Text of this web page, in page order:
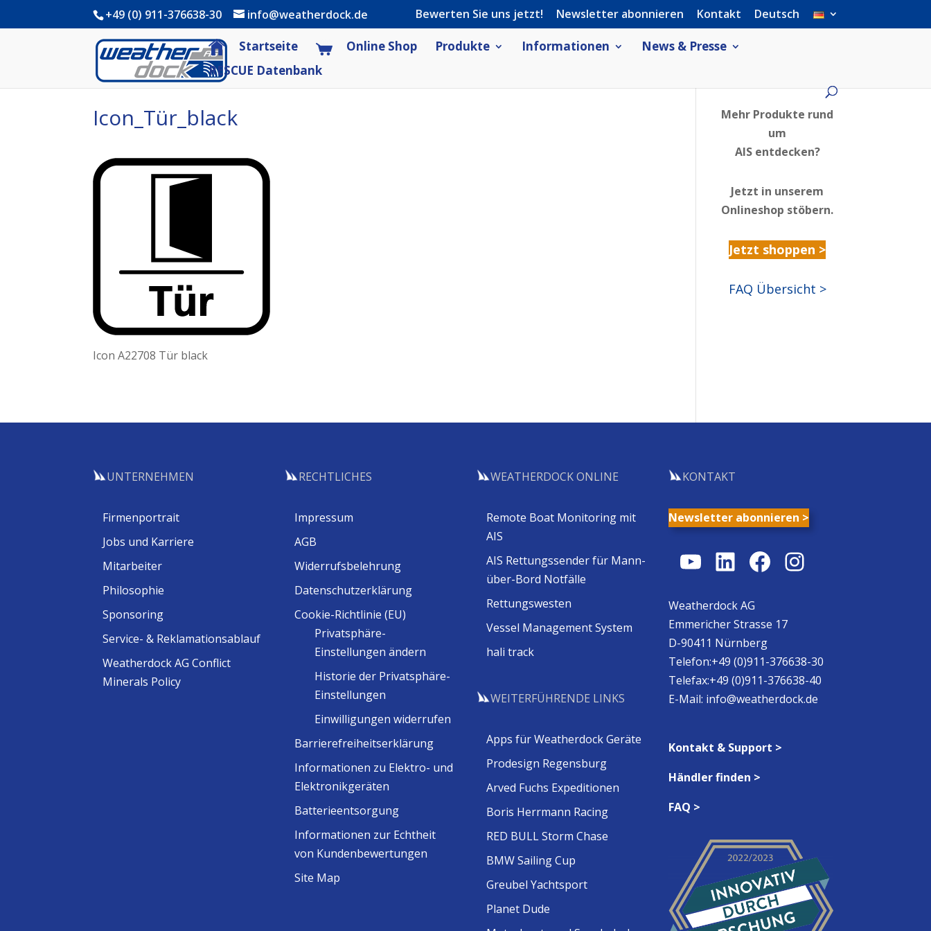
+49 (0) 911-376638-30 info@weatherdock.de Bewerten Sie uns jetzt! Newsletter abonnieren Kontakt Deutsch
Startseite Online Shop Produkte Informationen
News & Presse
RESCUE Datenbank
Icon_Tür_black
Icon A22708 Tür black
Mehr Produkte rund
um
AIS entdecken?
Jetzt in unserem
Onlineshop stöbern.
Jetzt shoppen >
FAQ Übersicht >
UNTERNEHMEN
Firmenportrait
Jobs und Karriere
Mitarbeiter
Philosophie
Sponsoring
Service- & Reklamationsablauf
Weatherdock AG Conflict
Minerals Policy
RECHTLICHES
Impressum
AGB
Widerrufsbelehrung
Datenschutzerklärung
Cookie-Richtlinie (EU)
Privatsphäre-
Einstellungen ändern
Historie der Privatsphäre-
Einstellungen
Einwilligungen widerrufen
Barrierefreiheitserklärung
Informationen zu Elektro- und
Elektronikgeräten
Batterieentsorgung
Informationen zur Echtheit
von Kundenbewertungen
Site Map
WEATHERDOCK ONLINE
Remote Boat Monitoring mit
AIS
AIS Rettungssender für Mann-
über-Bord Notfälle
Rettungswesten
Vessel Management System
hali track
WEITERFÜHRENDE LINKS
Apps für Weatherdock Geräte
Prodesign Regensburg
Arved Fuchs Expeditionen
Boris Herrmann Racing
RED BULL Storm Chase
BMW Sailing Cup
Greubel Yachtsport
Planet Dude
KONTAKT
Newsletter abonnieren >
YouTube
LinkedIn
Facebook
Instagram
Weatherdock AG
Emmericher Strasse 17
D-90411 Nürnberg
Telefon:+49 (0)911-376638-30
Telefax:+49 (0)911-376638-40
E-Mail: info@weatherdock.de
Kontakt & Support >
Händler finden >
FAQ >